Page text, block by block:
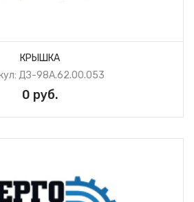
КРЫШКА
ДЗ-98А.62.00.053
0 руб.